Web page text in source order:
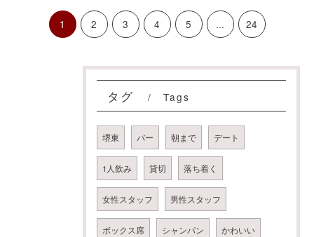
1 2 3 4 5 ... 24
タグ Tags
堺東 バー 朝まで デート
1人飲み 貸切 落ち着く
女性スタッフ 男性スタッフ
ボックス席 シャンパン かわいい